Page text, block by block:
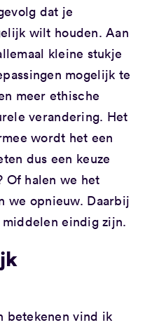
dat je
wilt houden. Aan
kleine stukje
mogelijk te
meer ethische
verandering. Het
wordt het een
dus een keuze
Of halen we het
we opnieuw. Daarbij
eindig zijn.
betekenen vind ik